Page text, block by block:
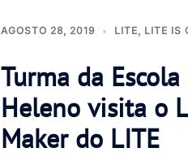
AGOSTO 28, 2019 LITE, LITE IS
Turma da Escola
Heleno visita o
Maker do LITE